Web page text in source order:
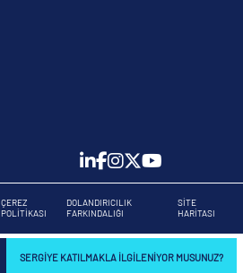
SERGIYE KATILMAKLA ILGILENIYOR MUSUNUZ?
ÇEREZ
POLITIKASI
DOLANDIRICILIK
FARKINDALIĞI
SITE
HARITASI